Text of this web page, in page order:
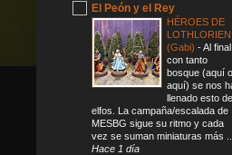
El Peón y el Rey
HÉROES DE
LOTHLORIEN
(Gabi) -Al final
con tanto
bosque (aquí o
aquí) se nos
llenado esto de
elfos. La campaña/escalada de
MESBG sigue su ritmo y cada
vez se suman miniaturas más ...
Hace 1 día